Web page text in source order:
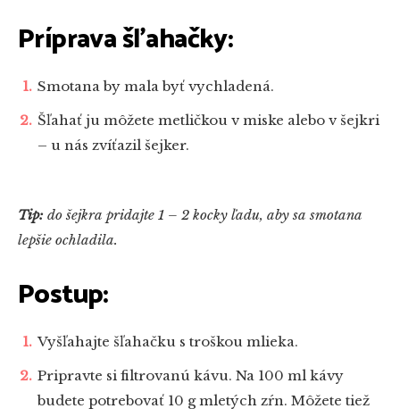
Príprava šľahačky:
Smotana by mala byť vychladená.
Šľahať ju môžete metličkou v miske alebo v šejkri
– u nás zvíťazil šejker.
Tip: do šejkra pridajte 1 – 2 kocky ľadu, aby sa smotana
lepšie ochladila.
Postup:
Vyšľahajte šľahačku s troškou mlieka.
Pripravte si filtrovanú kávu. Na 100 ml kávy
budete potrebovať 10 g mletých zŕn. Môžete tiež